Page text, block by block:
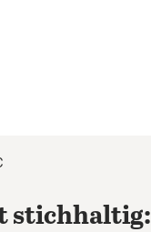
stichhaltig: